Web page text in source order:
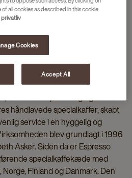
ambition: at levere en
håndlavede specialkaffer, skabt
service i en hyggelig og
blev grundlagt i 1996
Asker. Siden da er Espresso
specialkaffekæde med
Finland og Danmark. Den
of all cookies as described in this cookie
privatliv
Cookies
Accept All